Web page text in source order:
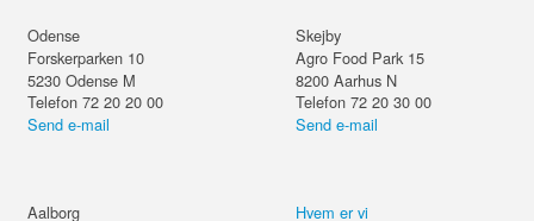
Odense
Forskerparken 10
5230 Odense M
Telefon 72 20 20 00
Send e-mail
Skejby
Agro Food Park 15
8200 Aarhus N
Telefon 72 20 30 00
Send e-mail
Aalborg Hvem er vi